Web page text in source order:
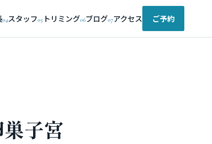
04スタッフ05 トリミング06ブログ07アクセス ご予約
子宮